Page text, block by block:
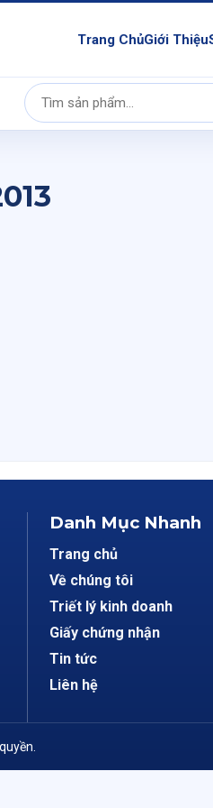
Trang ChủGiới Thiệu
Tìm
kiếm:
Danh Mục Nhanh
Trang chủ
Về chúng tôi
Triết lý kinh doanh
Giấy chứng nhận
Tin tức
Liên hệ